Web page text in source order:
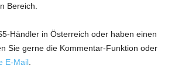
Bereich.
Händler in Österreich oder haben einen
Sie gerne die Kommentar-Funktion oder
E-Mail